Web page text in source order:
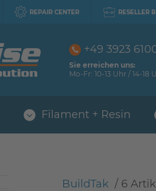
REPAIR CENTER RESELLER
+49 3923
Sie erreichen uns:
Mo-Fr: 10-13 Uhr / 14-18
Filament + Resin
BuildTak / 6